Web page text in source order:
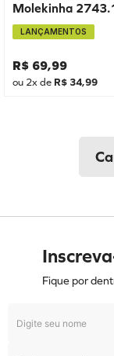
Molekinha
Dourado
LANÇAMENTOS
R$ 69,99
ou 2x de R$ 34,99
Fique por